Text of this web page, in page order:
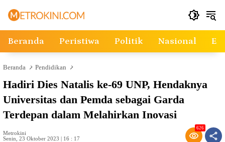
Beranda Peristiwa Politik Nasional
Beranda Pendidikan
Hadiri Dies Natalis ke-69 UNP, Hendaknya
Universitas dan Pemda sebagai Garda
Terdepan dalam Melahirkan Inovasi
Metrokini
Senin, 23 Oktober 2023 | 16 : 17
626